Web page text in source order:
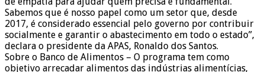
Sabemos que é nosso papel como um setor que, desde
2017, é considerado essencial pelo governo por contribuir
socialmente e garantir o abastecimento em todo o estado”,
declara o presidente da APAS, Ronaldo dos Santos.
Sobre o Banco de Alimentos – O programa tem como
objetivo arrecadar alimentos das indústrias alimentícias,